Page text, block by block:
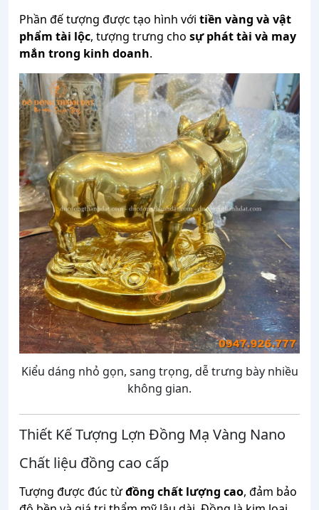
Phần đếtượng được tạo hình với tiền vàng và vật
phẩm tài lộc, tượng trưng cho sựpháttài và may
mắn trong kinh doanh.
Kiểu dáng nhỏ gọn, sang trọng, dễ trưng bày nhiều
không gian.
Thiết KếTượng Lợn Đồng Mạ Vàng Nano
Chất liệu đồng cao cấp
Tượng được đúc từđồng chất lượng cao, đảm bảo